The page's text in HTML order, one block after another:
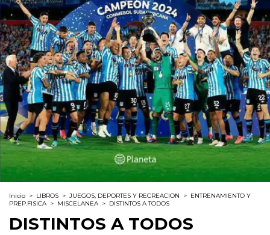
Inicio > LIBROS > JUEGOS, DEPORTES Y RECREACION > ENTRENAMIENTO Y
PREP.FISICA > MISCELANEA > DISTINTOS A TODOS
DISTINTOS A TODOS